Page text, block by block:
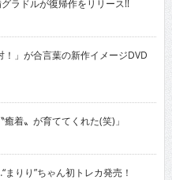
ラドルが復帰作をリリース!!
」が合言葉の新作イメージDVD
着〟が育ててくれた(笑)」
りり”ちゃん初トレカ発売！